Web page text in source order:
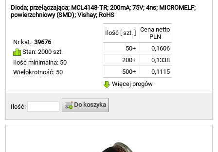
Dioda; przełączająca; MCL4148-TR; 200mA; 75V; 4ns; MICROMELF;
powierzchniowy (SMD); Vishay; RoHS
Nr kat.:39676
Stan: 2000 szt.
Ilość minimalna: 50
Wielokrotność: 50
Ilość [ szt. ]
Cena netto
PLN
50+
0,1606
200+
0,1338
500+
0,1115
Więcej progów
Ilość: Do koszyka